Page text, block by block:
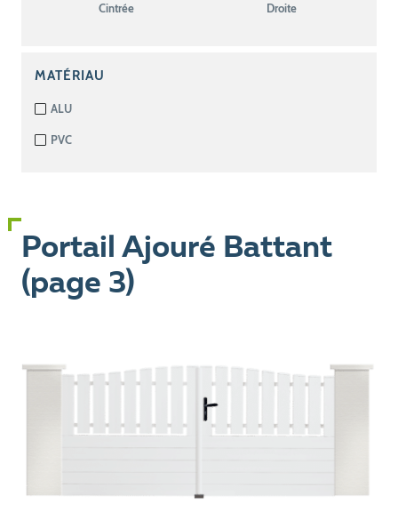
Cintrée Droite
MATÉRIAU
ALU
PVC
Portail Ajouré Battant
(page 3)